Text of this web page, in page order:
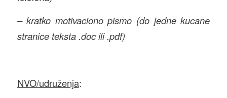
– kratko motivaciono pismo (do jedne kucane
stranice teksta .doc ili .pdf)
NVO/udruženja: